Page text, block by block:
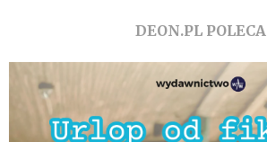
DEON.PL POLECA